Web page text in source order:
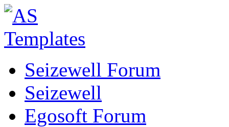
Seizewell Forum
Seizewell
Egosoft Forum